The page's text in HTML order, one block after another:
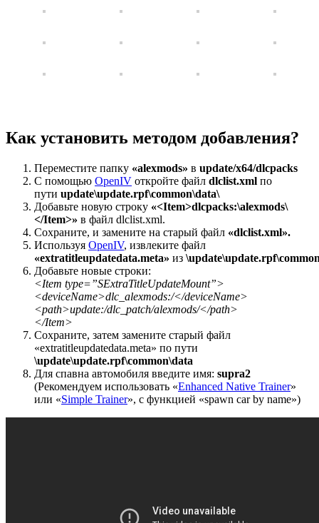
Как установить методом добавления?
Переместите папку «alexmods» в update/x64/dlcpacks
С помощью OpenIV откройте файл dlclist.xml по
пути update\update.rpf\common\data\
Добавьте новую строку «<Item>dlcpacks:\alexmods\
</Item>» в файл dlclist.xml.
Сохраните, и замените на старый файл «dlclist.xml».
Используя OpenIV, извлеките файл
«extratitleupdatedata.meta» из
Добавьте новые строки:
<Item type=”SExtraTitleUpdateMount”>
<deviceName>dlc_alexmods:/</deviceName>
<path>update:/dlc_patch/alexmods/</path>
</Item>
Сохраните, затем замените старый файл
«extratitleupdatedata.meta» по пути
\update\update.rpf\common\data
Для спавна автомобиля введите имя: supra2
(Рекомендуем использовать «Enhanced Native Trainer»
или «Simple Trainer», с функцией «spawn car by name»)